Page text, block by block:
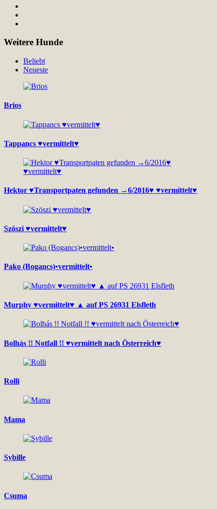
Weitere Hunde
Beliebt
Neueste
Brios
Tappancs ♥vermittelt♥
Hektor ♥Transportpaten gefunden →6/2016♥ ♥vermittelt♥
Szöszi ♥vermittelt♥
Pako (Bogancs)•vermittelt•
Murphy ♥vermittelt♥ ▲ auf PS 26931 Elsfleth
Bolhás !! Notfall !! ♥vermittelt nach Österreich♥
Rolli
Mama
Sybille
Csuma